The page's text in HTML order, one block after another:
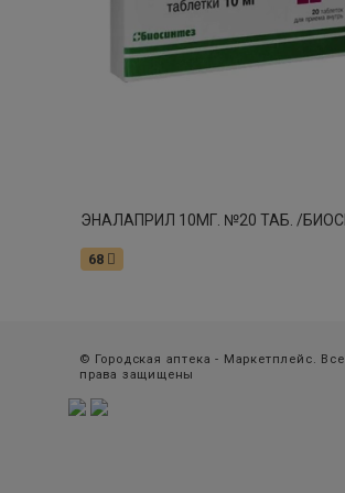
68
© Городская аптека - Маркетплейс. Все
права защищены